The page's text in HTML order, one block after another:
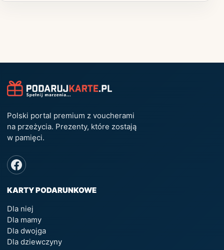
Polski portal premium z voucherami
na przeżycia. Prezenty, które zostają
w pamięci.
KARTY PODARUNKOWE
Dla niej
Dla mamy
Dla dwojga
Dla dziewczyny